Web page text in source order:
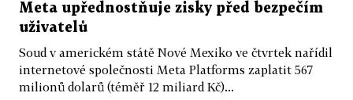
Meta upřednostňuje zisky před bezpečím
uživatelů
Soud v americkém státě Nové Mexiko ve čtvrtek nařídil
internetové společnosti Meta Platforms zaplatit 567
milionů dolarů (téměř 12 miliard Kč)...